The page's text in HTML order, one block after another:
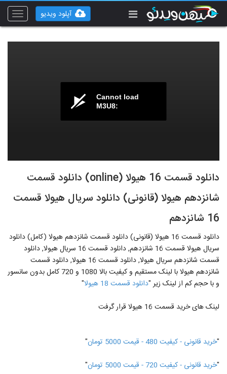
Toggle
آپلود ویدیو
Cannot load
M3U8:
دانلود قسمت 16 هیولا (online) دانلود قسمت
شانزدهم هیولا (قانونی) دانلود سریال هیولا قسمت
16 شانزدهم
دانلود قسمت 16 هیولا (قانونی) دانلود قسمت شانزدهم هیولا (کامل) دانلود
سریال هیولا قسمت 16 شانزدهم, دانلود قسمت 16 سریال هیولا, دانلود
قسمت شانزدهم سریال هیولا, دانلود قسمت 16 هیولا, دانلود قسمت
شانزدهم هیولا با لینک مستقیم و کیفیت بالا 1080 و 720 کامل بدون سانسور
و با حجم کم از لینک زیر "دانلود قسمت 18 هیولا
"
لینک های خرید قسمت 16 هیولا قرار گرفت
"خرید قانونی - کیفیت 480 - قیمت 5000 تومان
"
"خرید قانونی - کیفیت 720 - قیمت 5000 تومان
"